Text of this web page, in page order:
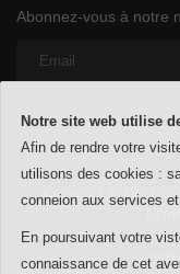
Abonnez-vous à notre
Copyright © 1999-
Notre site web utilise
Afin de rendre votre
utilisons des cookies :
conneion aux services
En poursuivant votre
connaissance de cet